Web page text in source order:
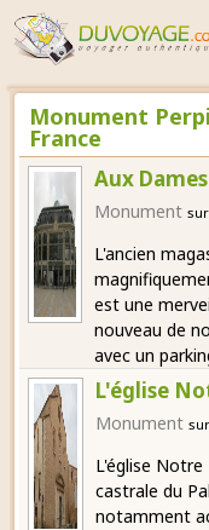
Monument
France
Aux
Monument sur
L'ancien
est une
nouveau de
avec un
L'église
Monument sur
L'église Notre
castrale du
notamment